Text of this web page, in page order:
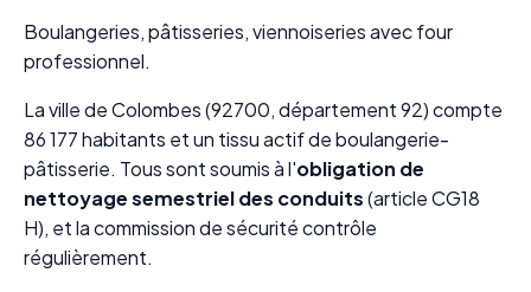
Boulangeries, pâtisseries, viennoiseries avec four
professionnel.
La ville de Colombes (92700, département 92) compte
86 177 habitants et un tissu actif de boulangerie-
pâtisserie. Tous sont soumis à l'obligation de
nettoyage semestriel des conduits(article CG18
H), et la commission de sécurité contrôle
régulièrement.